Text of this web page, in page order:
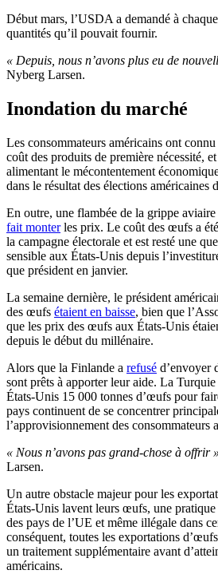
Début mars, l’USDA a demandé à
quantités qu’il pouvait fournir.
« Depuis, nous n’avons plus eu de
Nyberg Larsen.
Inondation du marché
Les consommateurs américains ont
coût des produits de première nécessité,
alimentant le mécontentement
dans le résultat des élections américaines
En outre, une flambée de la grippe
fait monterles prix. Le coût des œufs a
la campagne électorale et est resté une
sensible aux États-Unis depuis
que président en janvier.
La semaine dernière, le président
des œufs étaient en baisse, bien que
que les prix des œufs aux États-Unis
depuis le début du millénaire.
Alors que la Finlande a refusé d’envoyer
sont prêts à apporter leur aide. La Turquie
États-Unis 15 000 tonnes d’œufs pour
pays continuent de se concentrer
l’approvisionnement des consommateurs
« Nous n’avons pas grand-chose à offrir »
Larsen.
Un autre obstacle majeur pour les
États-Unis lavent leurs œufs, une
des pays de l’UE et même illégale dans
conséquent, toutes les exportations
un traitement supplémentaire avant
américains.